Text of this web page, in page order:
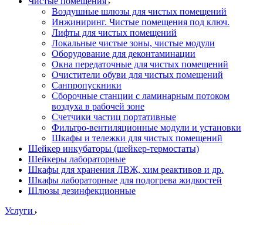
Воздушные шлюзы для чистых помещений
Инжиниринг. Чистые помещения под ключ.
Лифты для чистых помещений
Локальные чистые зоны, чистые модули
Оборудование для деконтаминации
Окна передаточные для чистых помещений
Очистители обуви для чистых помещений
Санпропускники
Сборочные станции с ламинарным потоком
воздуха в рабочей зоне
Счетчики частиц портативные
Фильтро-вентиляционные модули и установки
Шкафы и тележки для чистых помещений
Шейкер инкубаторы (шейкер-термостаты)
Шейкеры лабораторные
Шкафы для хранения ЛВЖ, хим реактивов и др.
Шкафы лабораторные для подогрева жидкостей
Шлюзы дезинфекционные
Услуги